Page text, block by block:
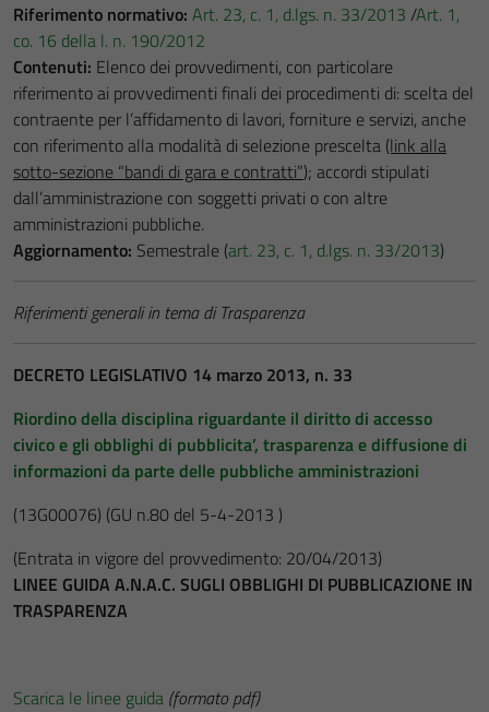
Riferimento normativo: Art. 23, c. 1, d.lgs. n. 33/2013 /Art. 1,
co. 16 della l. n. 190/2012
Contenuti: Elenco dei provvedimenti, con particolare
riferimento ai provvedimenti finali dei procedimenti di: scelta del
contraente per l’affidamento di lavori, forniture e servizi, anche
con riferimento alla modalità di selezione prescelta (link alla
sotto-sezione “bandi di gara e contratti”); accordi stipulati
dall’amministrazione con soggetti privati o con altre
amministrazioni pubbliche.
Aggiornamento: Semestrale (art. 23, c. 1, d.lgs. n. 33/2013)
Riferimenti generali in tema di Trasparenza
DECRETO LEGISLATIVO 14 marzo 2013, n. 33
Riordino della disciplina riguardante il diritto di accesso
civico e gli obblighi di pubblicita’, trasparenza e diffusione di
informazioni da parte delle pubbliche amministrazioni
(13G00076) (GU n.80 del 5-4-2013 )
(Entrata in vigore del provvedimento: 20/04/2013)
LINEE GUIDA A.N.A.C. SUGLI OBBLIGHI DI PUBBLICAZIONE IN
TRASPARENZA
Scarica le linee guida (formato pdf)